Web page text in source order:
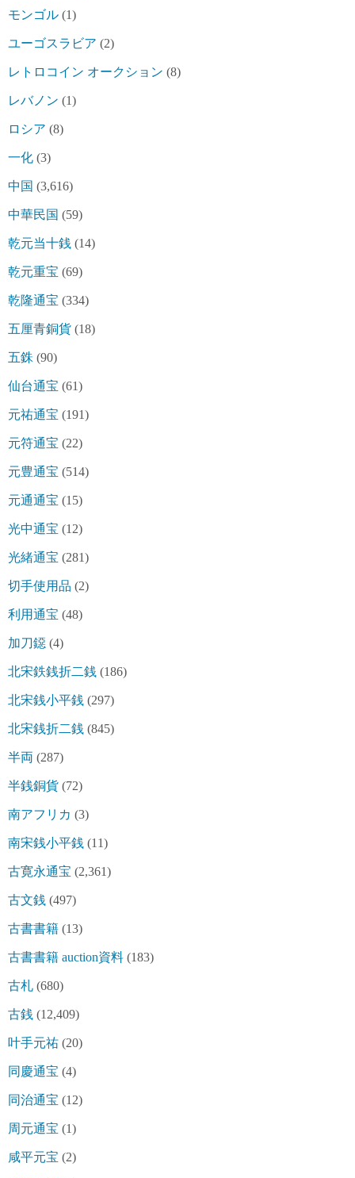
モンゴル (1)
ユーゴスラビア (2)
レトロコイン オークション (8)
レバノン (1)
ロシア (8)
一化 (3)
中国 (3,616)
中華民国 (59)
乾元当十銭 (14)
乾元重宝 (69)
乾隆通宝 (334)
五厘青銅貨 (18)
五銖 (90)
仙台通宝 (61)
元祐通宝 (191)
元符通宝 (22)
元豊通宝 (514)
元通通宝 (15)
光中通宝 (12)
光緒通宝 (281)
切手使用品 (2)
利用通宝 (48)
加刀鐚 (4)
北宋鉄銭折二銭 (186)
北宋銭小平銭 (297)
北宋銭折二銭 (845)
半両 (287)
半銭銅貨 (72)
南アフリカ (3)
南宋銭小平銭 (11)
古寛永通宝 (2,361)
古文銭 (497)
古書書籍 (13)
古書書籍 auction資料 (183)
古札 (680)
古銭 (12,409)
叶手元祐 (20)
同慶通宝 (4)
同治通宝 (12)
周元通宝 (1)
咸平元宝 (2)